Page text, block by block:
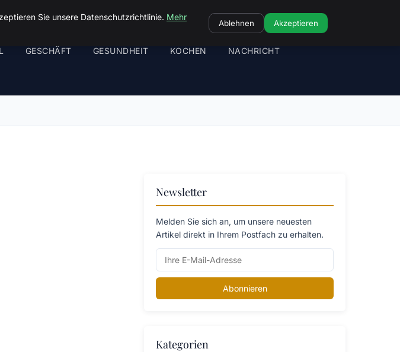
GESCHÄFT GESUNDHEIT KOCHEN NACHRICHT
Newsletter
Melden Sie sich an, um unsere neuesten
Artikel direkt in Ihrem Postfach zu erhalten.
Abonnieren
Kategorien
Sie unsere Datenschutzrichtlinie. Mehr
Ablehnen Akzeptieren